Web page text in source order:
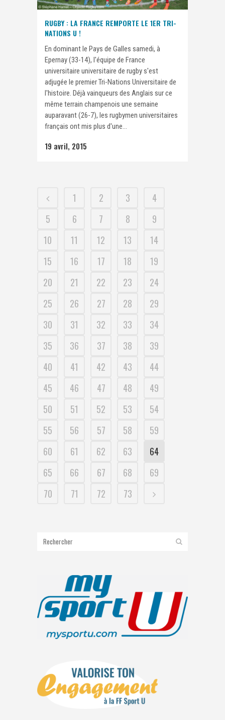
RUGBY : LA FRANCE REMPORTE LE 1ER TRI-
NATIONS U !
En dominant le Pays de Galles samedi, à
Epernay (33-14), l'équipe de France
universitaire universitaire de rugby s'est
adjugée le premier Tri-Nations Universitaire de
l'histoire. Déjà vainqueurs des Anglais sur ce
même terrain champenois une semaine
auparavant (26-7), les rugbymen universitaires
français ont mis plus d'une...
19 avril, 2015
1 2 3
4
5
6 7 8
9
10
11 12 13
14
15
16 17 18
19
20
21 22 23
24
25
26 27 28
29
30
31 32 33
34
35
36 37 38
39
40
41 42 43
44
45
46 47 48
49
50
51 52 53
54
55
56 57 58
59
60
61 62 63
64
65
66 67 68
69
70
71 72 73